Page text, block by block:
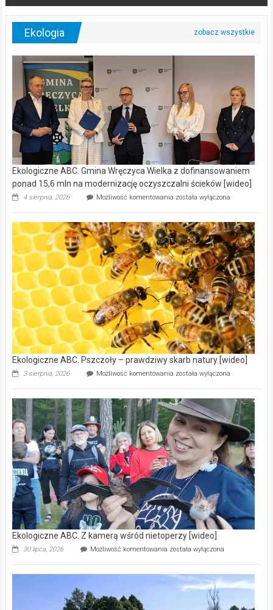
Ekologia
Ekologiczne ABC. Gmina Wręczyca Wielka z dofinansowaniem
ponad 15,6 mln na modernizację oczyszczalni ścieków [wideo]
4 sierpnia, 2026 Możliwość komentowania Ekologiczne
Wręczyca
Wielka
z
dofinansowaniem
ponad
15,6
mln
na
modernizację
oczyszczalni
ścieków
[wideo]
została wyłączona
Ekologiczne ABC. Pszczoły – prawdziwy skarb natury [wideo]
3 sierpnia, 2026 Możliwość komentowania Ekologiczne
–
prawdziwy
skarb
natury
[wideo]
została wyłączona
Ekologiczne ABC. Z kamerą wśród nietoperzy [wideo]
30 lipca, 2026 Możliwość komentowania Ekologiczne
kamerą
wśród
została wyłączona